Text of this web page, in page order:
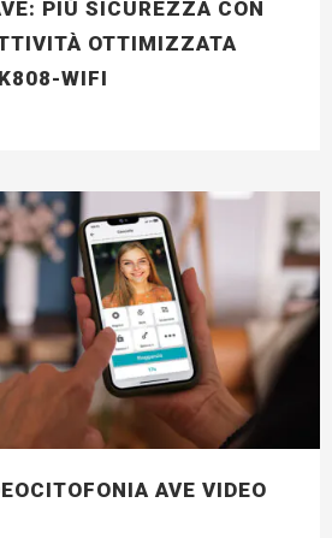
PIÙ SICUREZZA CON
OTTIMIZZATA
WIFI
AVE VIDEO